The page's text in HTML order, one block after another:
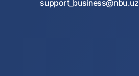
support_business@nbu.uz